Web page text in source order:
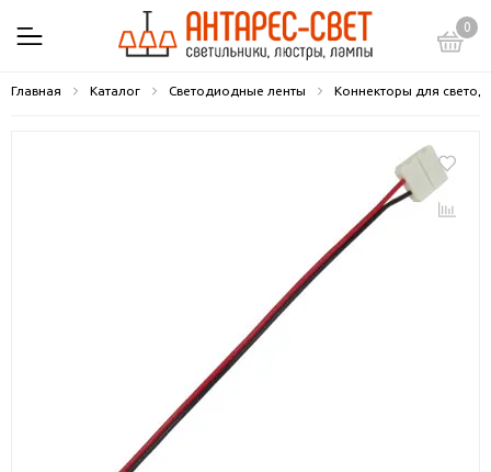
0
Главная Каталог Светодиодные ленты Коннекторы для